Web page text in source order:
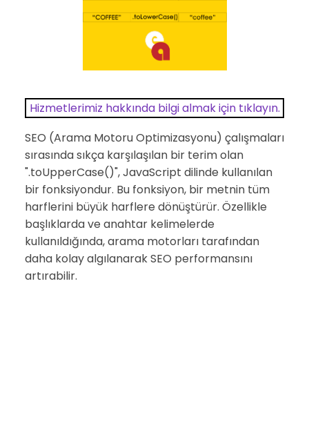
Hizmetlerimiz hakkında bilgi almak için tıklayın.
SEO (Arama Motoru Optimizasyonu) çalışmaları
sırasında sıkça karşılaşılan bir terim olan
".toUpperCase()", JavaScript dilinde kullanılan
bir fonksiyondur. Bu fonksiyon, bir metnin tüm
harflerini büyük harflere dönüştürür. Özellikle
başlıklarda ve anahtar kelimelerde
kullanıldığında, arama motorları tarafından
daha kolay algılanarak SEO performansını
artırabilir.